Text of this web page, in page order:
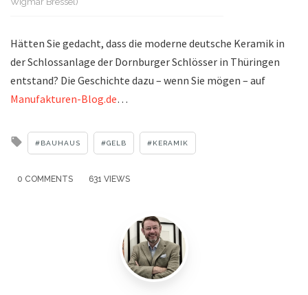
Hätten Sie gedacht, dass die moderne deutsche Keramik in
der Schlossanlage der Dornburger Schlösser in Thüringen
entstand? Die Geschichte dazu – wenn Sie mögen – auf
Manufakturen-Blog.de…
Tagged
BAUHAUS GELB KERAMIK
0 COMMENTS 631 VIEWS